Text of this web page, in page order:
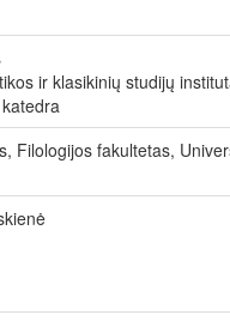
ir klasikinių studijų
Filologijos fakultetas,